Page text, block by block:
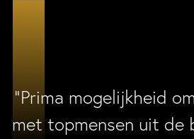
“Prima mogelijkheid
met topmensen uit de